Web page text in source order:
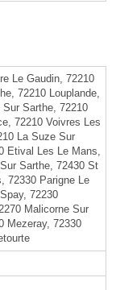
Le Gaudin, 72210
72210 Louplande,
Sur Sarthe, 72210
72210 Voivres Les
La Suze Sur
Etival Les Le Mans,
Sarthe, 72430 St
72330 Parigne Le
72230
Malicorne Sur
Mezeray, 72330